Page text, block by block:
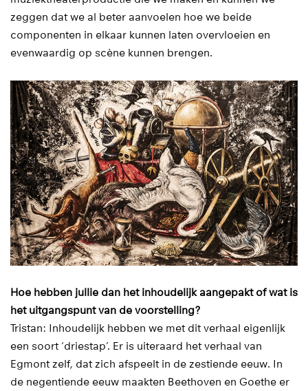
zeggen dat we al beter aanvoelen hoe we beide
componenten in elkaar kunnen laten overvloeien en
evenwaardig op scène kunnen brengen.
Hoe hebben jullie dan het inhoudelijk aangepakt of wat is
het uitgangspunt van de voorstelling?
Tristan: Inhoudelijk hebben we met dit verhaal eigenlijk
een soort ‘driestap’. Er is uiteraard het verhaal van
Egmont zelf, dat zich afspeelt in de zestiende eeuw. In
de negentiende eeuw maakten Beethoven en Goethe er